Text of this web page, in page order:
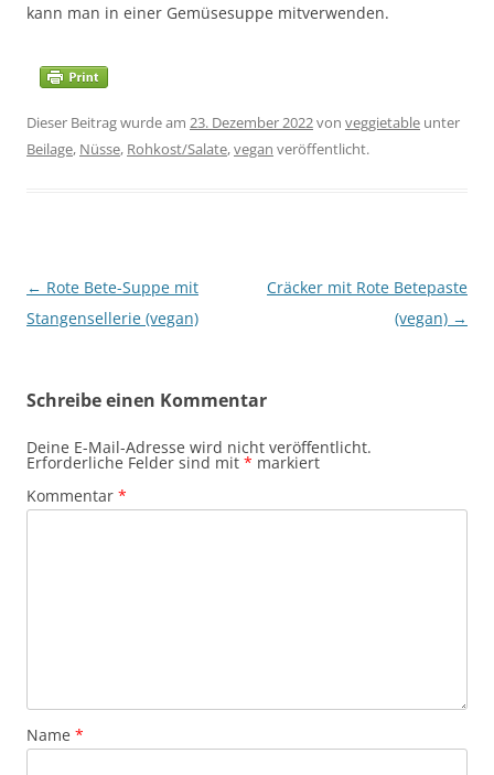
kann man in einer Gemüsesuppe mitverwenden.
Dieser Beitrag wurde am 23. Dezember 2022von veggietable unter
Beilage, Nüsse, Rohkost/Salate,vegan veröffentlicht.
Beitragsnavigation
← Rote Bete-Suppe mit
Stangensellerie (vegan)
Cräcker mit Rote Betepaste
(vegan) →
Schreibe einen Kommentar
Deine E-Mail-Adresse wird nicht veröffentlicht.
Erforderliche Felder sind mit * markiert
Kommentar *
Name *